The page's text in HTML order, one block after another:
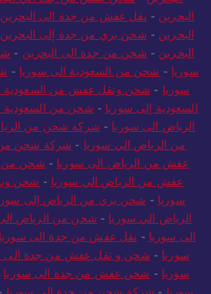
البحرين - نقل عفش من جدة الى البحرين
البحرين - شحن بري من جدة إلى البحرين
البحرين - شحن من جدة الى البحرين -
سوريا - شحن من السعودية الى سوريا -
سوريا - شحن ونقل عفش من السعودية
السعودية إلى سوريا - شحن من السعودية
الرياض الى سوريا - شركة شحن من
من الرياض الي سوريا - شركة شحن من
عفش من الرياض الى سوريا - شحن من
عفش من الرياض الي سوريا - شحن
سوريا - شحن بري من الرياض إلى
الرياض الي سوريا - شحن من الرياض
الى سوريا - نقل عفش من جدة الى سوريا
سوريا - شحن و نقل عفش من جدة الى
سوريا - شحن عفش من جدة الى سوريا